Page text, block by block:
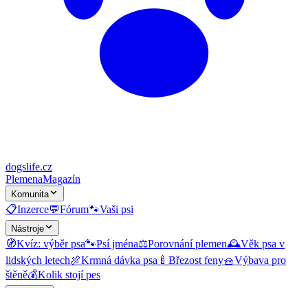
dogslife.cz
PlemenaMagazín
Komunita
📋Inzerce💬Fórum🐾Vaši psi
Nástroje
🧭Kvíz: výběr psa🐾Psí jména⚖️Porovnání plemen🕰️Věk psa v
lidských letech🍖Krmná dávka psa 🍼 Březost feny🧺Výbava pro
štěně💰Kolik stojí pes